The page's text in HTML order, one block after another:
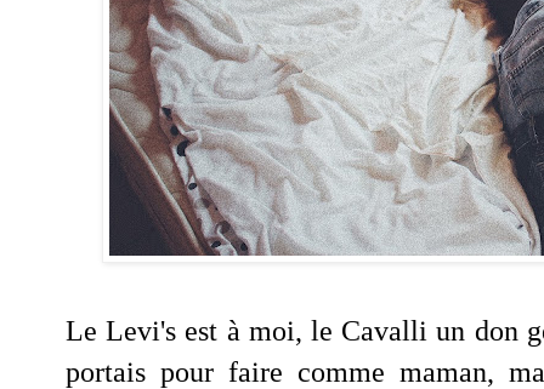
Le Levi's est à moi, le Cavalli un don
portais pour faire comme maman,